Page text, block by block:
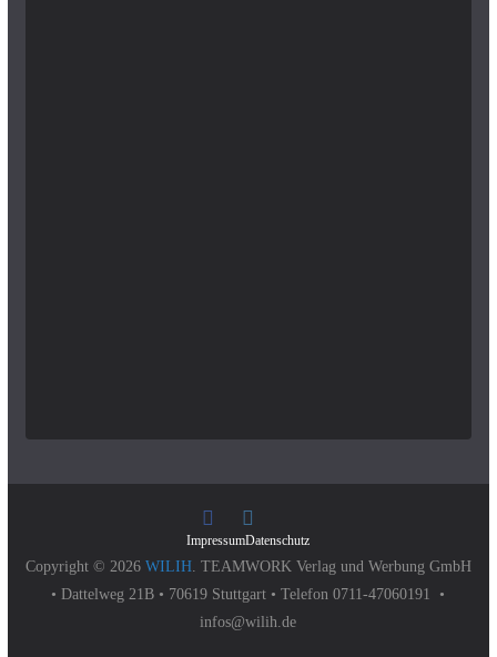
ImpressumDatenschutz
Copyright © 2026 WILIH. TEAMWORK Verlag und Werbung GmbH
• Dattelweg 21B • 70619 Stuttgart • Telefon 0711-47060191 •
infos@wilih.de